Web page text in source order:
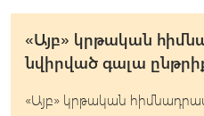
«Այբ» կրթական
նվիրված գալա
«Այբ» կրթական